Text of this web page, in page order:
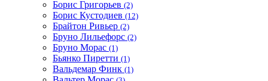
Борис Григорьев (2)
Борис Кустодиев (12)
Брайтон Ривьер (2)
Бруно Лильефорс (2)
Бруно Морас (1)
Бьянко Пиретти (1)
Вальдемар Финк (1)